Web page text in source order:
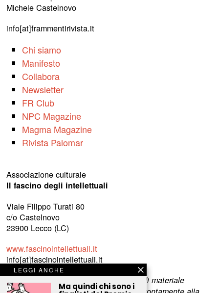
Michele Castelnovo
info[at]frammentirivista.it
Chi siamo
Manifesto
Collabora
Newsletter
FR Club
NPC Magazine
Magma Magazine
Rivista Palomar
Associazione culturale
Il fascino degli intellettuali
Viale Filippo Turati 80
c/o Castelnovo
23900 Lecco (LC)
www.fascinointellettuali.it
info[at]fascinointellettuali.it
Per segnalare eventuali errori nell’uso di materiale
LEGGI ANCHE
Ma quindi chi sono i